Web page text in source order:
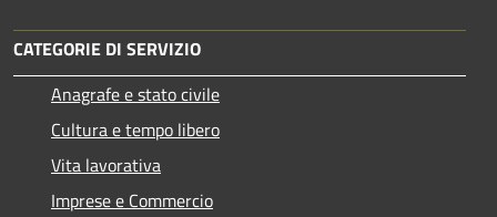
CATEGORIE DI SERVIZIO
Anagrafe e stato civile
Cultura e tempo libero
Vita lavorativa
Imprese e Commercio